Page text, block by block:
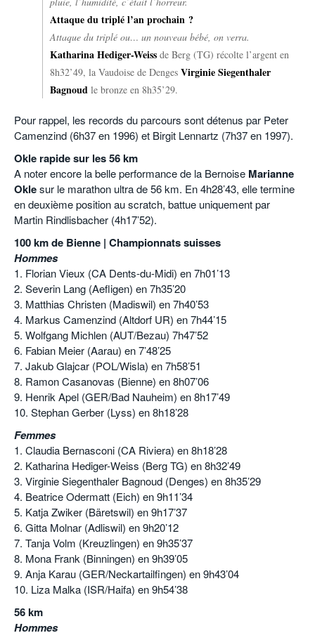
Attaque du triplé l’an prochain ?
Attaque du triplé ou… un nouveau bébé, on verra.
Katharina Hediger-Weiss de Berg (TG) récolte l’argent en
8h32’49, la Vaudoise de Denges Virginie Siegenthaler
Bagnoud le bronze en 8h35’29.
Pour rappel, les records du parcours sont détenus par Peter
Camenzind (6h37 en 1996) et Birgit Lennartz (7h37 en 1997).
Okle rapide sur les 56 km
A noter encore la belle performance de la Bernoise Marianne
Oklesur le marathon ultra de 56 km. En 4h28’43, elle termine
en deuxième position au scratch, battue uniquement par
Martin Rindlisbacher (4h17’52).
100 km de Bienne | Championnats suisses
Hommes
1. Florian Vieux (CA Dents-du-Midi) en 7h01’13
2. Severin Lang (Aefligen) en 7h35’20
3. Matthias Christen (Madiswil) en 7h40’53
4. Markus Camenzind (Altdorf UR) en 7h44’15
5. Wolfgang Michlen (AUT/Bezau) 7h47’52
6. Fabian Meier (Aarau) en 7’48’25
7. Jakub Glajcar (POL/Wisla) en 7h58’51
8. Ramon Casanovas (Bienne) en 8h07’06
9. Henrik Apel (GER/Bad Nauheim) en 8h17’49
10. Stephan Gerber (Lyss) en 8h18’28
Femmes
1. Claudia Bernasconi (CA Riviera) en 8h18’28
2. Katharina Hediger-Weiss (Berg TG) en 8h32’49
3. Virginie Siegenthaler Bagnoud (Denges) en 8h35’29
4. Beatrice Odermatt (Eich) en 9h11’34
5. Katja Zwiker (Bäretswil) en 9h17’37
6. Gitta Molnar (Adliswil) en 9h20’12
7. Tanja Volm (Kreuzlingen) en 9h35’37
8. Mona Frank (Binningen) en 9h39’05
9. Anja Karau (GER/Neckartailfingen) en 9h43’04
10. Liza Malka (ISR/Haifa) en 9h54’38
56 km
Hommes